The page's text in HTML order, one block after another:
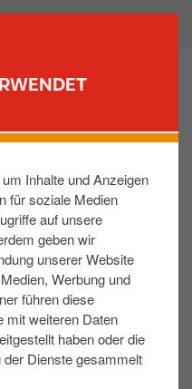
Inhalte und Anzeigen
für soziale Medien
auf unsere
geben wir
unserer Website
Werbung und
führen diese
mit weiteren Daten
haben oder die
Dienste gesammelt
,66125